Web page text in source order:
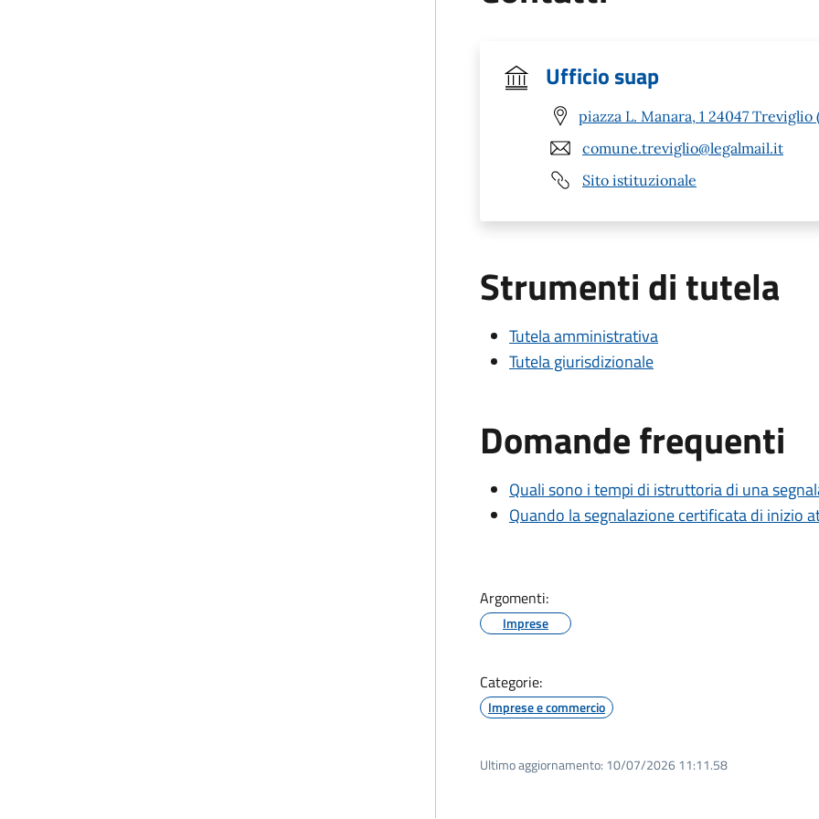
Ufficio suap
piazza L. Manara, 1 24047 Treviglio
comune.treviglio@legalmail.it
Sito istituzionale
Strumenti di tutela
Tutela amministrativa
Tutela giurisdizionale
Domande frequenti
Quali sono i tempi di istruttoria di una
Quando la segnalazione certificata di inizio
Argomenti:
Imprese
Categorie:
Imprese e commercio
Ultimo aggiornamento: 10/07/2026 11:11.58